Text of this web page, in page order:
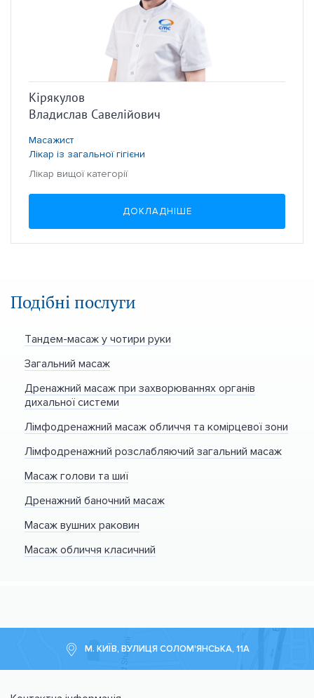
Кірякулов
Владислав Савелійович
Масажист
Лікар із загальної гігієни
Лікар вищої категорії
ДОКЛАДНІШЕ
Подібні послуги
Тандем-масаж у чотири руки
Загальний масаж
Дренажний масаж при захворюваннях органів
дихальної системи
Лімфодренажний масаж обличчя та комірцевої зони
Лімфодренажний розслабляючий загальний масаж
Масаж голови та шиї
Дренажний баночний масаж
Масаж вушних раковин
Масаж обличчя класичний
М. КИЇВ, ВУЛИЦЯ СОЛОМ'ЯНСЬКА, 11А